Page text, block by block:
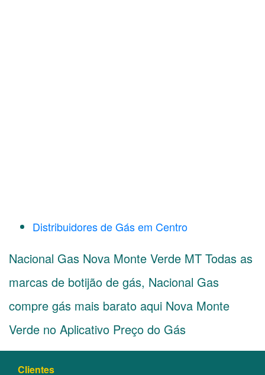
Distribuidores de Gás em Centro
Nacional Gas Nova Monte Verde MT Todas as
marcas de botijão de gás, Nacional Gas
compre gás mais barato aqui Nova Monte
Verde no Aplicativo Preço do Gás
Clientes